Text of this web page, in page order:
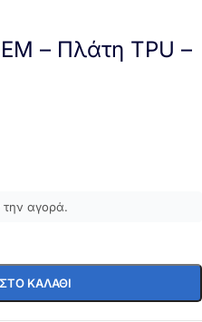
– Πλάτη TPU –
την αγορά.
ΚΑΛΆΘΙ